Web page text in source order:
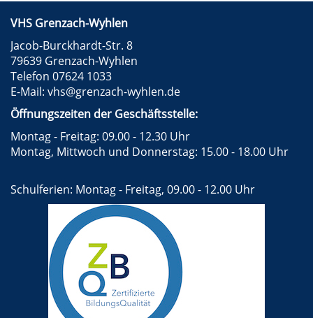
VHS Grenzach-Wyhlen
Jacob-Burckhardt-Str. 8
79639 Grenzach-Wyhlen
Telefon 07624 1033
E-Mail: vhs@grenzach-wyhlen.de
Öffnungszeiten der Geschäftsstelle:
Montag - Freitag: 09.00 - 12.30 Uhr
Montag, Mittwoch und Donnerstag: 15.00 - 18.00 Uhr
Schulferien: Montag - Freitag, 09.00 - 12.00 Uhr